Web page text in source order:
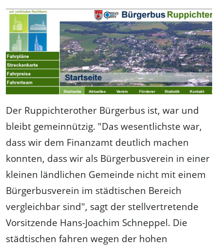
Der Ruppichterother Bürgerbus ist, war und
bleibt gemeinnützig. "Das wesentlichste war,
dass wir dem Finanzamt deutlich machen
konnten, dass wir als Bürgerbusverein in einer
kleinen ländlichen Gemeinde nicht mit einem
Bürgerbusverein im städtischen Bereich
vergleichbar sind", sagt der stellvertretende
Vorsitzende Hans-Joachim Schneppel. Die
städtischen fahren wegen der hohen